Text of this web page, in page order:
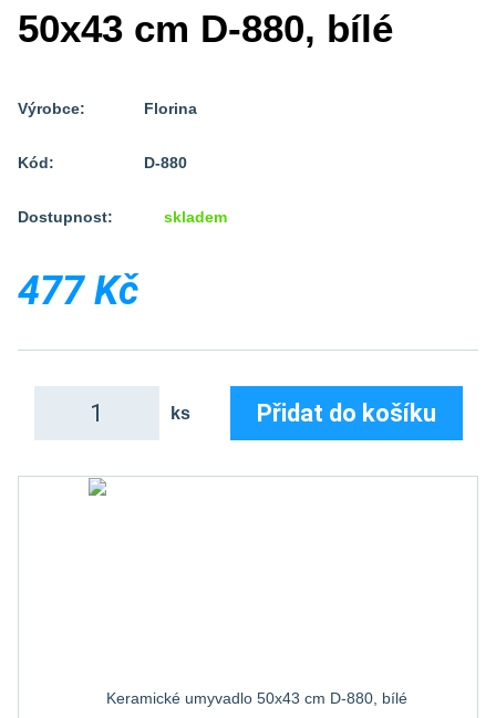
50x43 cm D-880, bílé
Výrobce: Florina
Kód: D-880
Dostupnost: skladem
477 Kč
ks Přidat do košíku